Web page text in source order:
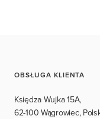
OBSŁUGA KLIENTA
Księdza Wujka 15A,
62-100 Wągrowiec,